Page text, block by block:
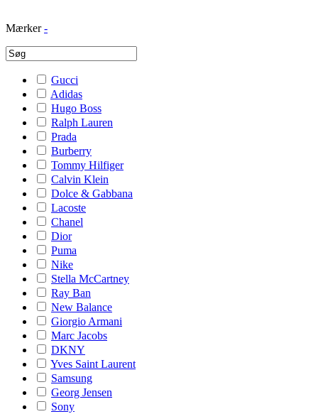
Mærker -
Gucci
Adidas
Hugo Boss
Ralph Lauren
Prada
Burberry
Tommy Hilfiger
Calvin Klein
Dolce & Gabbana
Lacoste
Chanel
Dior
Puma
Nike
Stella McCartney
Ray Ban
New Balance
Giorgio Armani
Marc Jacobs
DKNY
Yves Saint Laurent
Samsung
Georg Jensen
Sony